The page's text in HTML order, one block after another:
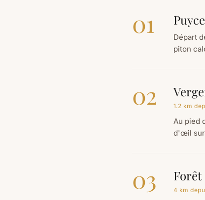
01
Départ
piton
02 1.2 km
Au pied
d'œil sur
03 Forêt
4 km